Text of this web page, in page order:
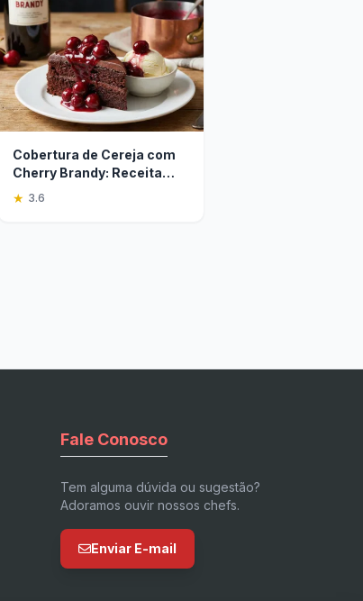
Cobertura de Cereja com
Cherry Brandy: Receita
Fácil e Saborosa
★ 3.6
Fale Conosco
Tem alguma dúvida ou sugestão?
Adoramos ouvir nossos chefs.
Enviar E-mail